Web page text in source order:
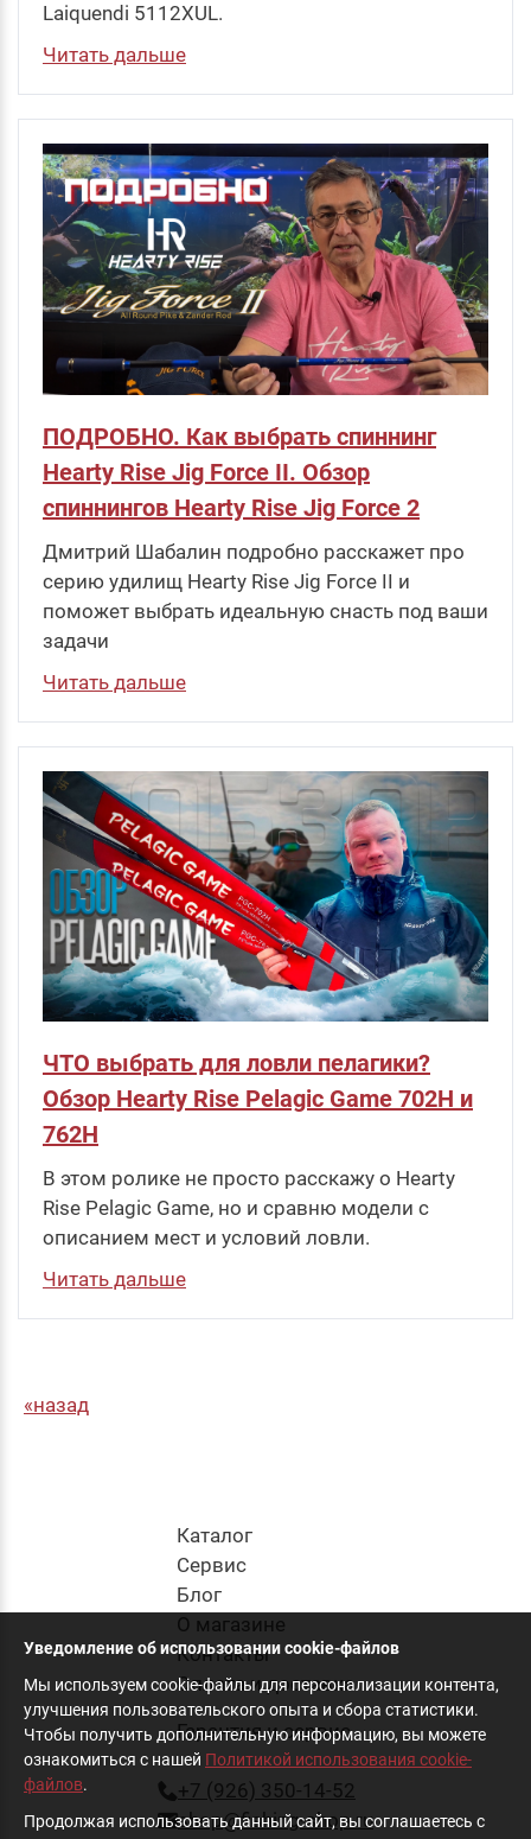
Laiquendi 5112XUL.
Читать дальше
ПОДРОБНО. Как выбрать спиннинг
Hearty Rise Jig Force II. Обзор
спиннингов Hearty Rise Jig Force 2
Дмитрий Шабалин подробно расскажет про
серию удилищ Hearty Rise Jig Force II и
поможет выбрать идеальную снасть под ваши
задачи
Читать дальше
ЧТО выбрать для ловли пелагики?
Обзор Hearty Rise Pelagic Game 702H и
762H
В этом ролике не просто расскажу о Hearty
Rise Pelagic Game, но и сравню модели с
описанием мест и условий ловли.
Читать дальше
назад
Каталог
Cервис
Блог
О магазине
Контакты
Оплата и доставка
Гарантия и сервис
+7 (926) 350-14-52
shop@fishing-shop.ru
Уведомление об использовании cookie-файлов
Мы используем cookie-файлы для персонализации контента,
улучшения пользовательского опыта и сбора статистики.
Чтобы получить дополнительную информацию, вы можете
ознакомиться с нашей Политикой использования cookie-
файлов.
Продолжая использовать данный сайт, вы соглашаетесь с